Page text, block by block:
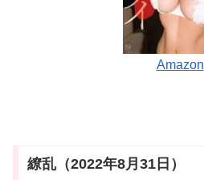
Amazon
繚乱（2022年8月31日）